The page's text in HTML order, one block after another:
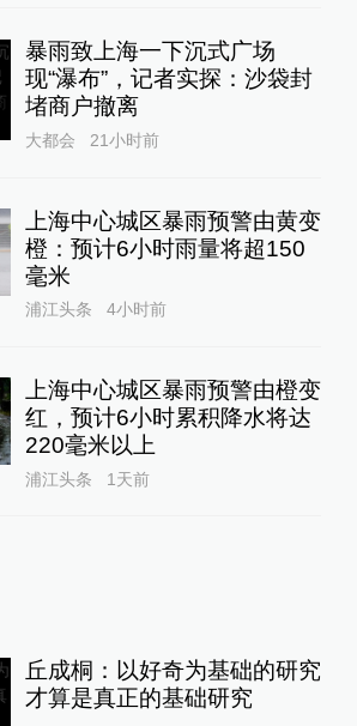
暴雨致上海一下沉式广场
现“瀑布”，记者实探：沙袋封
堵商户撤离
大都会 21小时前
上海中心城区暴雨预警由黄变
橙：预计6小时雨量将超150
毫米
浦江头条 4小时前
上海中心城区暴雨预警由橙变
红，预计6小时累积降水将达
220毫米以上
浦江头条 1天前
丘成桐：以好奇为基础的研究
才算是真正的基础研究